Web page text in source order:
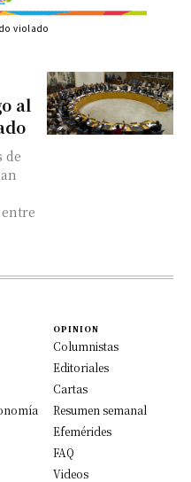
al
de
violado
OPINION
Columnistas
Editoriales
Cartas
Resumen semanal
Efemérides
FAQ
Videos